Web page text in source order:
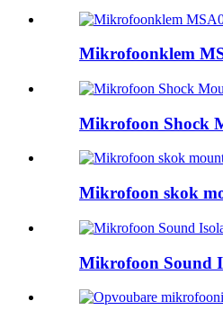
Mikrofoonklem
Mikrofoon Shock
Mikrofoon skok
Mikrofoon Sound